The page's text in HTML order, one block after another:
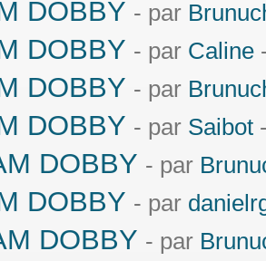
DOBBY - par
DOBBY - par Caline
DOBBY - par
DOBBY - par Saibot
DOBBY - par
DOBBY - par
DOBBY - par